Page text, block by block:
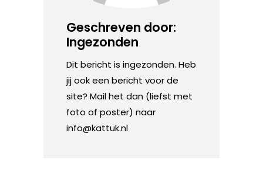
Geschreven door:
Ingezonden
Dit bericht is ingezonden. Heb
jij ook een bericht voor de
site? Mail het dan (liefst met
foto of poster) naar
info@kattuk.nl